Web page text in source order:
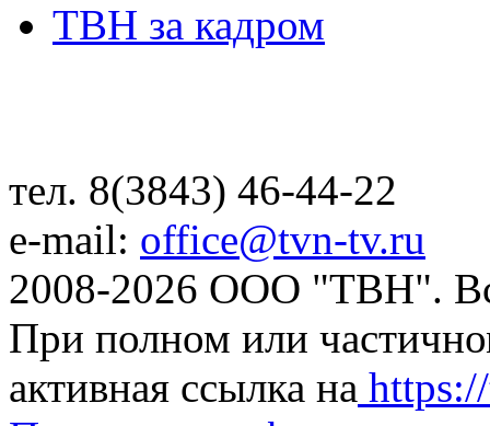
ТВН за кадром
тел. 8(3843) 46-44-22
e-mail: office@tvn-tv.ru
2008-2026 ООО "ТВН".
При полном или
активная ссылка на